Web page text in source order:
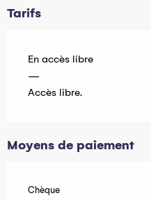
Tarifs
En accès libre
—
Accès libre.
Moyens de paiement
Chèque